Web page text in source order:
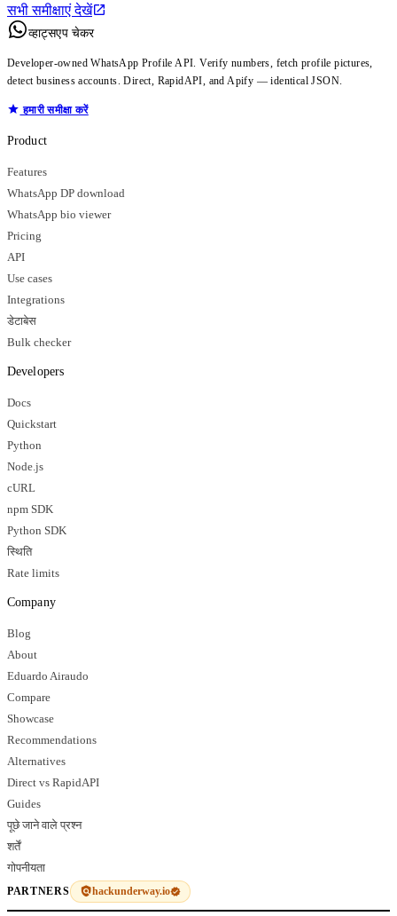
सभी समीक्षाएं देखें
व्हाट्सएप चेकर
Developer-owned WhatsApp Profile API. Verify numbers, fetch profile pictures,
detect business accounts. Direct, RapidAPI, and Apify — identical JSON.
हमारी समीक्षा करें
Product
Features
WhatsApp DP download
WhatsApp bio viewer
Pricing
API
Use cases
Integrations
डेटाबेस
Bulk checker
Developers
Docs
Quickstart
Python
Node.js
cURL
npm SDK
Python SDK
स्थिति
Rate limits
Company
Blog
About
Eduardo Airaudo
Compare
Showcase
Recommendations
Alternatives
Direct vs RapidAPI
Guides
पूछे जाने वाले प्रश्न
शर्तें
गोपनीयता
PARTNERS hackunderway.io